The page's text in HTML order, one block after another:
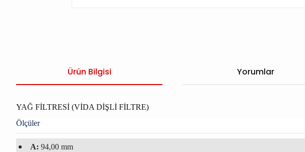
Ürün Bilgisi Yorumlar
YAĞ FİLTRESİ (VİDA DİŞLİ FİLTRE)
Ölçüler
A: 94,00 mm